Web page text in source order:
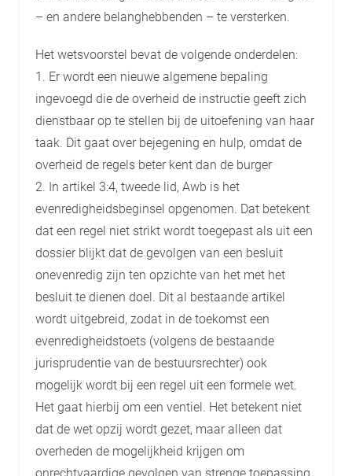
– en andere belanghebbenden – te versterken.
Het wetsvoorstel bevat de volgende onderdelen:
1. Er wordt een nieuwe algemene bepaling
ingevoegd die de overheid de instructie geeft zich
dienstbaar op te stellen bij de uitoefening van haar
taak. Dit gaat over bejegening en hulp, omdat de
overheid de regels beter kent dan de burger
2. In artikel 3:4, tweede lid, Awb is het
evenredigheidsbeginsel opgenomen. Dat betekent
dat een regel niet strikt wordt toegepast als uit een
dossier blijkt dat de gevolgen van een besluit
onevenredig zijn ten opzichte van het met het
besluit te dienen doel. Dit al bestaande artikel
wordt uitgebreid, zodat in de toekomst een
evenredigheidstoets (volgens de bestaande
jurisprudentie van de bestuursrechter) ook
mogelijk wordt bij een regel uit een formele wet.
Het gaat hierbij om een ventiel. Het betekent niet
dat de wet opzij wordt gezet, maar alleen dat
overheden de mogelijkheid krijgen om